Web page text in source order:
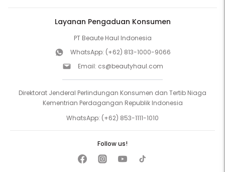
Layanan Pengaduan Konsumen
PT Beaute Haul Indonesia
WhatsApp: (+62) 813-1000-9066
Email: cs@beautyhaul.com
Direktorat Jenderal Perlindungan Konsumen dan Tertib Niaga
Kementrian Perdagangan Republik Indonesia
WhatsApp: (+62) 853-1111-1010
Follow us!